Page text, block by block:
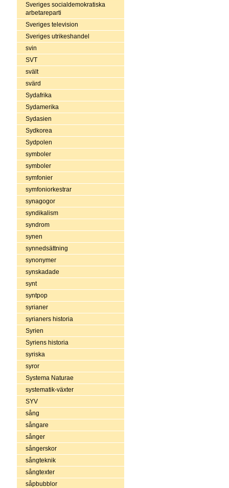
Sveriges socialdemokratiska
arbetareparti
Sveriges television
Sveriges utrikeshandel
svin
SVT
svält
svärd
Sydafrika
Sydamerika
Sydasien
Sydkorea
Sydpolen
symboler
symboler
symfonier
symfoniorkestrar
synagogor
syndikalism
syndrom
synen
synnedsättning
synonymer
synskadade
synt
syntpop
syrianer
syrianers historia
Syrien
Syriens historia
syriska
syror
Systema Naturae
systematik-växter
SYV
sång
sångare
sånger
sångerskor
sångteknik
sångtexter
såpbubblor